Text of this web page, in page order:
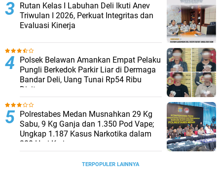
Rutan Kelas I Labuhan Deli Ikuti Anev
Triwulan I 2026, Perkuat Integritas dan
Evaluasi Kinerja
Polsek Belawan Amankan Empat Pelaku
Pungli Berkedok Parkir Liar di Dermaga
Bandar Deli, Uang Tunai Rp54 Ribu
Disita
Polrestabes Medan Musnahkan 29 Kg
Sabu, 9 Kg Ganja dan 1.350 Pod Vape;
Ungkap 1.187 Kasus Narkotika dalam
300 Hari Kerja
TERPOPULER LAINNYA